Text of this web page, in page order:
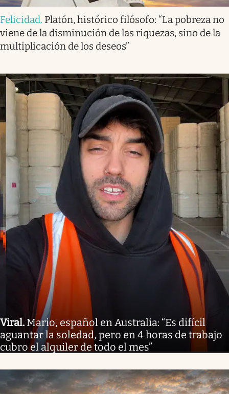
Felicidad. Platón, histórico filósofo: “La pobreza no
viene de la disminución de las riquezas, sino de la
multiplicación de los deseos”
Viral. Mario, español en Australia: “Es difícil
aguantar la soledad, pero en 4 horas de trabajo
cubro el alquiler de todo el mes”